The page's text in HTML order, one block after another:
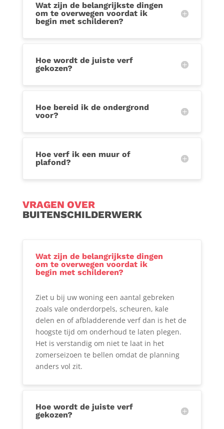
Wat zijn de belangrijkste dingen
om te overwegen voordat ik
begin met schilderen?
Hoe wordt de juiste verf
gekozen?
Hoe bereid ik de ondergrond
voor?
Hoe verf ik een muur of
plafond?
VRAGEN OVER
BUITENSCHILDERWERK
Wat zijn de belangrijkste dingen
om te overwegen voordat ik
begin met schilderen?
Ziet u bij uw woning een aantal gebreken
zoals vale onderdorpels, scheuren, kale
delen en of afbladderende verf dan is het de
hoogste tijd om onderhoud te laten plegen.
Het is verstandig om niet te laat in het
zomerseizoen te bellen omdat de planning
anders vol zit.
Hoe wordt de juiste verf
gekozen?